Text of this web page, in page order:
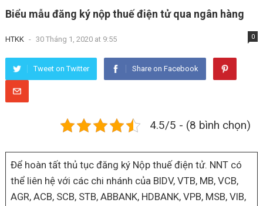
Biểu mẫu đăng ký nộp thuế điện tử qua ngân hàng
HTKK - 30 Tháng 1, 2020 at 9:55 0
Tweet on Twitter Share on Facebook
4.5/5 - (8 bình chọn)
Để hoàn tất thủ tục đăng ký Nộp thuế điện tử. NNT có
thể liên hệ với các chi nhánh của BIDV, VTB, MB, VCB,
AGR, ACB, SCB, STB, ABBANK, HDBANK, VPB, MSB, VIB,